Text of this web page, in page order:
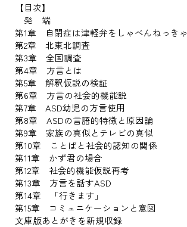
【目次】
発 端
第1章 自閉症は津軽弁をしゃべんねっきゃ
第2章 北東北調査
第3章 全国調査
第4章 方言とは
第5章 解釈仮説の検証
第6章 方言の社会的機能説
第7章 ASD幼児の方言使用
第8章 ASDの言語的特徴と原因論
第9章 家族の真似とテレビの真似
第10章 ことばと社会的認知の関係
第11章 かず君の場合
第12章 社会的機能仮説再考
第13章 方言を話すASD
第14章 「行きます」
第15章 コミュニケーションと意図
文庫版あとがきを新規収録